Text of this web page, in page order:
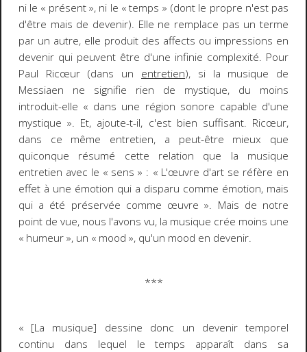
ni le « présent », ni le « temps » (dont le propre n'est pas
d'être mais de devenir). Elle ne remplace pas un terme
par un autre, elle produit des affects ou impressions en
devenir qui peuvent être d'une infinie complexité. Pour
Paul Ricœur (dans un entretien), si la musique de
Messiaen ne signifie rien de mystique, du moins
introduit-elle « dans une région sonore capable d'une
mystique ». Et, ajoute-t-il, c'est bien suffisant. Ricœur,
dans ce même entretien, a peut-être mieux que
quiconque résumé cette relation que la musique
entretien avec le « sens » : « L'œuvre d'art se réfère en
effet à une émotion qui a disparu comme émotion, mais
qui a été préservée comme œuvre ». Mais de notre
point de vue, nous l'avons vu, la musique crée moins une
« humeur », un « mood », qu'un mood en devenir.
***
« [La musique] dessine donc un devenir temporel
continu dans lequel le temps apparaît dans sa